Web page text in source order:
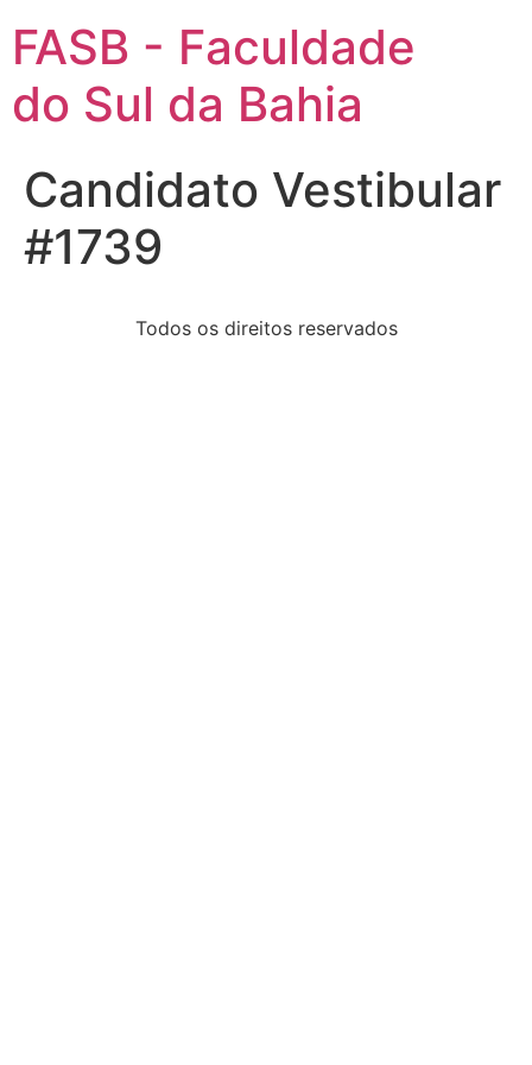
FASB - Faculdade
do Sul da Bahia
Candidato Vestibular
#1739
Todos os direitos reservados